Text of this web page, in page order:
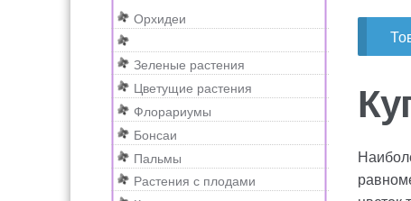
h
в
и
г
а
ц
д
е
р
ж
и
м
м
Рахунок 1606Рахунок 2415рахунок 3545
счет 1650счет 300счет 3235счет 545
Орхидеи
Зеленые растения
Цветущие растения
Флорариумы
Бонсаи
Пальмы
Растения с плодами